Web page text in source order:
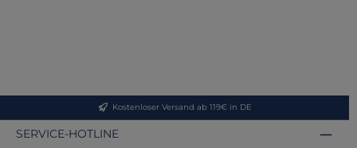
Kostenloser Versand ab 119€ in DE
SERVICE-HOTLINE